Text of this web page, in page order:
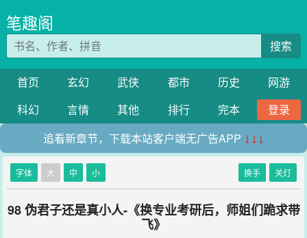
笔趣阁
搜索
首页 玄幻 武侠 都市 历史
网游
科幻
言情 其他 排行 完本
登录
追看新章节，下载本站客户端无广告APP ↓↓↓
字体 大 中 小 换手 关灯
98 伪君子还是真小人-《换专业考研后，师姐们跪求带
飞》